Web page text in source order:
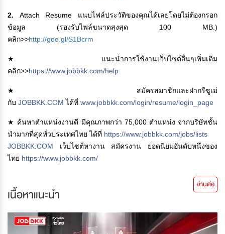
2. Attach Resume แนบไฟล์ประวัติของคุณได้เลยโดยไม่ต้องกรอก
ข้อมูล (รองรับไฟล์ขนาดสุงสุด 100 MB.)
คลิก>>http://goo.gl/S1Bcrm
★ แนะนำการใช้งานเว็บไซต์อื่นๆเพิ่มเติม
คลิก>>https://www.jobbkk.com/help
★ สมัครสมาชิกและฝากรีซูเม่
กับ JOBBKK.COM ได้ที่ www.jobbkk.com/login/resume/login_page
★ ค้นหาตำแหน่งงานดี มีคุณภาพกว่า 75,000 ตำแหน่ง จากบริษัทชั้น
นำมากที่สุดทั่วประเทศไทย ได้ที่ https://www.jobbkk.com/jobs/lists
JOBBKK.COM เว็บไซต์หางาน สมัครงาน ยอดนิยมอันดับหนึ่งของ
ไทย https://www.jobbkk.com/
เนื้อหาแนะนำ
อ่านต่อ